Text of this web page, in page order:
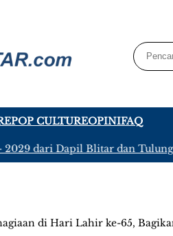
POP CULTUREOPINIFAQ
dari Dapil Blitar dan
di Hari Lahir ke-65,